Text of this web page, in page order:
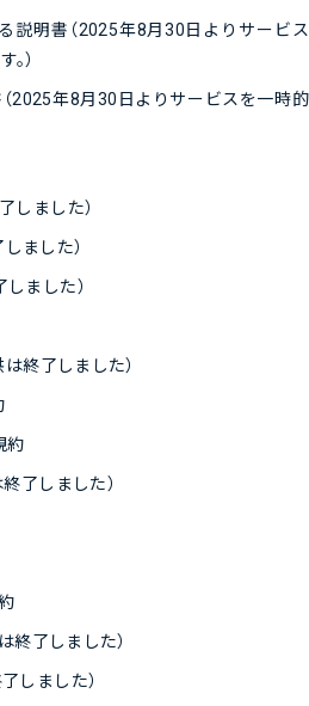
説明書（2025年8月30日よりサービス
）
2025年8月30日よりサービスを一時的
しました）
ました）
ました）
終了しました）
約
了しました）
終了しました）
しました）